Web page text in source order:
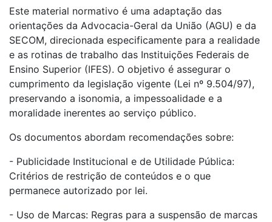
Este material normativo é uma adaptação das
orientações da Advocacia-Geral da União (AGU) e da
SECOM, direcionada especificamente para a realidade
e as rotinas de trabalho das Instituições Federais de
Ensino Superior (IFES). O objetivo é assegurar o
cumprimento da legislação vigente (Lei nº 9.504/97),
preservando a isonomia, a impessoalidade e a
moralidade inerentes ao serviço público.
Os documentos abordam recomendações sobre:
- Publicidade Institucional e de Utilidade Pública:
Critérios de restrição de conteúdos e o que
permanece autorizado por lei.
- Uso de Marcas: Regras para a suspensão de marcas